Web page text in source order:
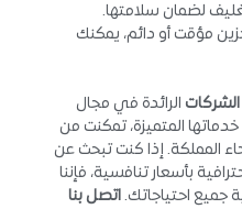
لضمان سلامتها.
مؤقت أو دائم، يمكنك
الشركات الرائدة في مجال
المتميزة، تمكنت من
المملكة. إذا كنت تبحث عن
بأسعار تنافسية، فإننا
جميع احتياجاتك.اتصل بنا